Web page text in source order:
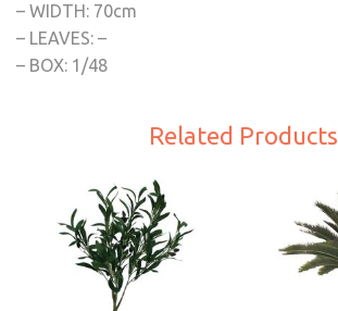
– WIDTH: 70cm
– LEAVES: –
– BOX: 1/48
Related Products